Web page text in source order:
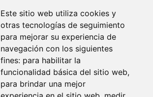
Este sitio web utiliza cookies y
otras tecnologías de seguimiento
para mejorar su experiencia de
navegación con los siguientes
fines: para habilitar la
funcionalidad básica del sitio web,
para brindar una mejor